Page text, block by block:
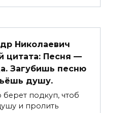
Николаевич
цитата: Песня —
Загубишь песню
душу.
берет подкуп, чтоб
и пролить